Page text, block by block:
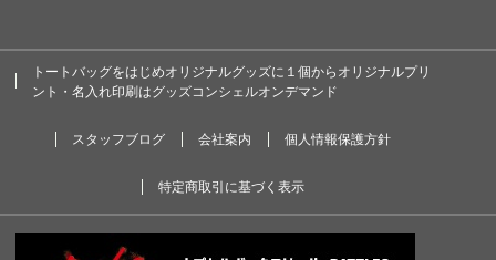
トートバッグをはじめオリジナルグッズに１個からオリジナルプリ
ント・名入れ印刷はグッズコンシェルオンデマンド
スタッフブログ 会社案内 個人情報保護方針
特定商取引に基づく表示